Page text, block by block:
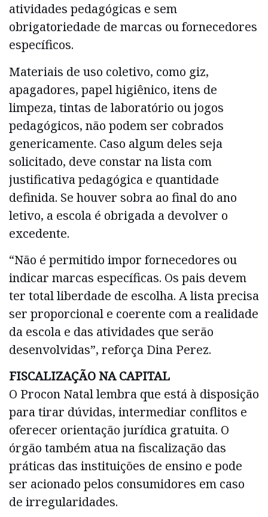
atividades pedagógicas e sem
obrigatoriedade de marcas ou fornecedores
específicos.
Materiais de uso coletivo, como giz,
apagadores, papel higiênico, itens de
limpeza, tintas de laboratório ou jogos
pedagógicos, não podem ser cobrados
genericamente. Caso algum deles seja
solicitado, deve constar na lista com
justificativa pedagógica e quantidade
definida. Se houver sobra ao final do ano
letivo, a escola é obrigada a devolver o
excedente.
“Não é permitido impor fornecedores ou
indicar marcas específicas. Os pais devem
ter total liberdade de escolha. A lista precisa
ser proporcional e coerente com a realidade
da escola e das atividades que serão
desenvolvidas”, reforça Dina Perez.
FISCALIZAÇÃO NA CAPITAL
O Procon Natal lembra que está à disposição
para tirar dúvidas, intermediar conflitos e
oferecer orientação jurídica gratuita. O
órgão também atua na fiscalização das
práticas das instituições de ensino e pode
ser acionado pelos consumidores em caso
de irregularidades.